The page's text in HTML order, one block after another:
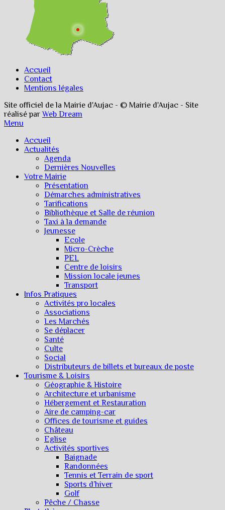
Accueil
Contact
Mentions légales
Site officiel de la Mairie d'Aujac - © Mairie d'Aujac - Site
réalisé parWeb Dream
Menu
Accueil
Actualités
Agenda
Dernières Nouvelles
Votre Mairie
Présentation
Démarches administratives
Tarifications
Bibliothèque et Salle de réunion
Taxi à la demande
Jeunesse
Ecole
Micro-Crèche
PEL
Centre de loisirs
Mission locale jeunes
Transport
Infos Pratiques
Activités pro locales
Associations
Les Marchés
Se déplacer
Santé
Culte
Social
Distributeurs de billets et bureaux de poste
Tourisme & Loisirs
Géographie & Histoire
Architecture et urbanisme
Hébergement et Restauration
Aire de camping-car
Offices de tourisme et guides
Château
Eglise
Activités sportives
Baignade
Randonnées
Tennis et Terrain de sport
Sports d’hiver
Golf
Pêche / Chasse